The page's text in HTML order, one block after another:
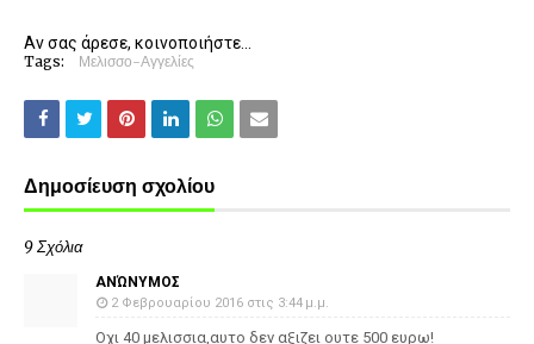
Αν σας άρεσε, κοινοποιήστε...
Tags: Μελισσο-Αγγελίες
Δημοσίευση σχολίου
9 Σχόλια
ΑΝΏΝΥΜΟΣ
2 Φεβρουαρίου 2016 στις 3:44 μ.μ.
Οχι 40 μελισσια,αυτο δεν αξιζει ουτε 500 ευρω!